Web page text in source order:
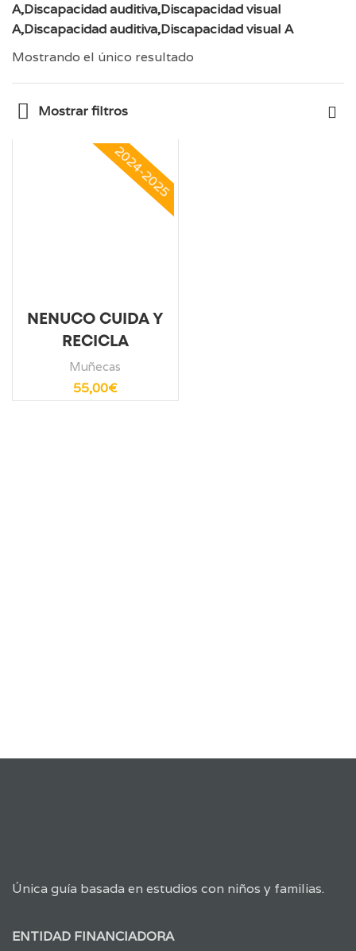
A,Discapacidad auditiva,Discapacidad visual
A,Discapacidad auditiva,Discapacidad visual A
Mostrando el único resultado
Mostrar filtros
2024-2025
NENUCO CUIDA Y
RECICLA
Muñecas
55,00€
Única guía basada en estudios con niños y familias.
ENTIDAD FINANCIADORA